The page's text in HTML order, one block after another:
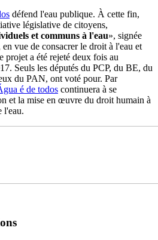
défend l'eau publique. À cette fin,
législative de citoyens,
et communs à l'eau», signée
vue de consacrer le droit à l'eau et
projet a été rejeté deux fois au
Seuls les députés du PCP, du BE, du
du PAN, ont voté pour. Par
é de todos continuera à se
et la mise en œuvre du droit humain à
l'eau.